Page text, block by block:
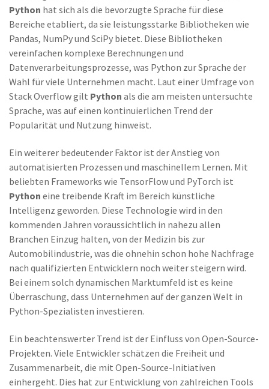
Python hat sich als die bevorzugte Sprache für diese
Bereiche etabliert, da sie leistungsstarke Bibliotheken wie
Pandas, NumPy und SciPy bietet. Diese Bibliotheken
vereinfachen komplexe Berechnungen und
Datenverarbeitungsprozesse, was Python zur Sprache der
Wahl für viele Unternehmen macht. Laut einer Umfrage von
Stack Overflow gilt Python als die am meisten untersuchte
Sprache, was auf einen kontinuierlichen Trend der
Popularität und Nutzung hinweist.
Ein weiterer bedeutender Faktor ist der Anstieg von
automatisierten Prozessen und maschinellem Lernen. Mit
beliebten Frameworks wie TensorFlow und PyTorch ist
Python eine treibende Kraft im Bereich künstliche
Intelligenz geworden. Diese Technologie wird in den
kommenden Jahren voraussichtlich in nahezu allen
Branchen Einzug halten, von der Medizin bis zur
Automobilindustrie, was die ohnehin schon hohe Nachfrage
nach qualifizierten Entwicklern noch weiter steigern wird.
Bei einem solch dynamischen Marktumfeld ist es keine
Überraschung, dass Unternehmen auf der ganzen Welt in
Python-Spezialisten investieren.
Ein beachtenswerter Trend ist der Einfluss von Open-Source-
Projekten. Viele Entwickler schätzen die Freiheit und
Zusammenarbeit, die mit Open-Source-Initiativen
einhergeht. Dies hat zur Entwicklung von zahlreichen Tools